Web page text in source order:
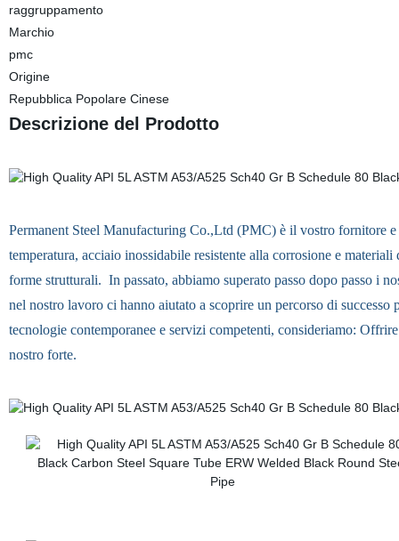
raggruppamento
Marchio
pmc
Origine
Repubblica Popolare Cinese
Descrizione del Prodotto
Permanent Steel Manufacturing Co.,Ltd (PMC) è il vostro fornitore
temperatura, acciaio inossidabile resistente alla corrosione e
forme strutturali. In passato, abbiamo superato passo dopo passo i
nel nostro lavoro ci hanno aiutato a scoprire un percorso di
tecnologie contemporanee e servizi competenti, consideriamo:
nostro forte.